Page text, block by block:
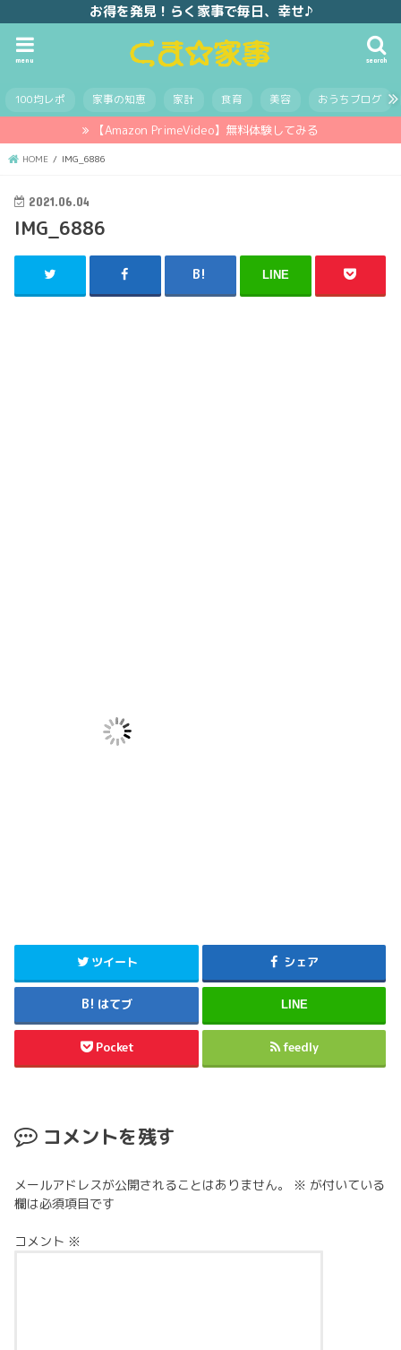
お得を発見！らく家事で毎日、幸せ♪
search
menu
100均レポ 家事の知恵 家計 食育 美容 おうちブログ
【Amazon PrimeVideo】無料体験してみる
HOME IMG_6886
2021.06.04
IMG_6886
LINE
ツイート シェア
はてブ LINE
Pocket feedly
コメントを残す
メールアドレスが公開されることはありません。 ※ が付いている
欄は必須項目です
コメント ※